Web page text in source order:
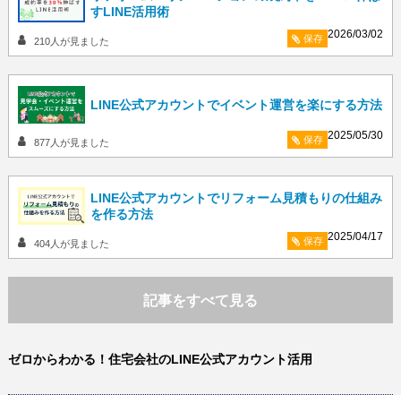
すLINE活用術
2026/03/02
210 人が見ました 保存
LINE公式アカウントでイベント運営を楽にする方法
2025/05/30
877 人が見ました 保存
LINE公式アカウントでリフォーム見積もりの仕組み
を作る方法
2025/04/17
404 人が見ました 保存
記事をすべて見る
ゼロからわかる！住宅会社のLINE公式アカウント活用